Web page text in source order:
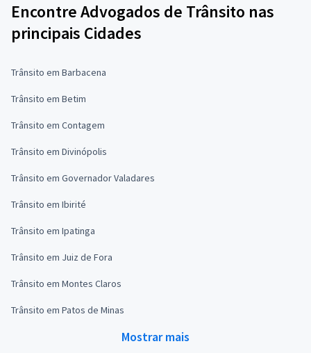
Encontre Advogados de Trânsito nas
principais Cidades
Trânsito em Barbacena
Trânsito em Betim
Trânsito em Contagem
Trânsito em Divinópolis
Trânsito em Governador Valadares
Trânsito em Ibirité
Trânsito em Ipatinga
Trânsito em Juiz de Fora
Trânsito em Montes Claros
Trânsito em Patos de Minas
Mostrar mais